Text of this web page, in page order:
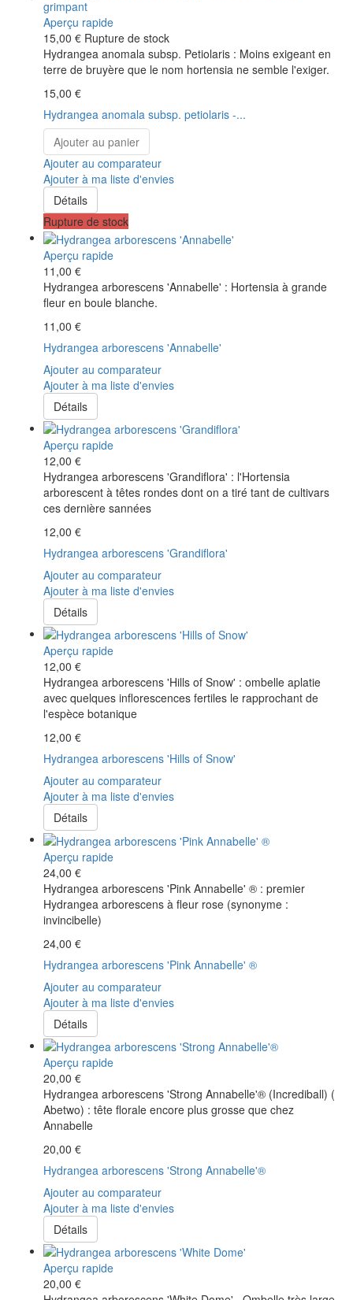
Aperçu rapide
15,00 € Rupture de stock
Hydrangea anomala subsp. Petiolaris : Moins exigeant en
terre de bruyère que le nom hortensia ne semble l'exiger.
15,00 €
Hydrangea anomala subsp. petiolaris -...
Ajouter au panier
Ajouter au comparateur
Ajouter à ma liste d'envies
Détails
Rupture de stock
Aperçu rapide
11,00 €
Hydrangea arborescens 'Annabelle' : Hortensia à grande
fleur en boule blanche.
11,00 €
Hydrangea arborescens 'Annabelle'
Ajouter au comparateur
Ajouter à ma liste d'envies
Détails
Aperçu rapide
12,00 €
Hydrangea arborescens 'Grandiflora' : l'Hortensia
arborescent à têtes rondes dont on a tiré tant de cultivars
ces dernière sannées
12,00 €
Hydrangea arborescens 'Grandiflora'
Ajouter au comparateur
Ajouter à ma liste d'envies
Détails
Aperçu rapide
12,00 €
Hydrangea arborescens 'Hills of Snow' : ombelle aplatie
avec quelques inflorescences fertiles le rapprochant de
l'espèce botanique
12,00 €
Hydrangea arborescens 'Hills of Snow'
Ajouter au comparateur
Ajouter à ma liste d'envies
Détails
Aperçu rapide
24,00 €
Hydrangea arborescens 'Pink Annabelle' ® : premier
Hydrangea arborescens à fleur rose (synonyme :
invincibelle)
24,00 €
Hydrangea arborescens 'Pink Annabelle' ®
Ajouter au comparateur
Ajouter à ma liste d'envies
Détails
Aperçu rapide
20,00 €
Hydrangea arborescens 'Strong Annabelle'® (Incrediball) (
Abetwo) : tête florale encore plus grosse que chez
Annabelle
20,00 €
Hydrangea arborescens 'Strong Annabelle'®
Ajouter au comparateur
Ajouter à ma liste d'envies
Détails
Aperçu rapide
20,00 €